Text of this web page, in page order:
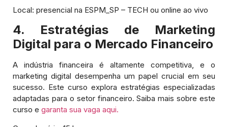
Local: presencial na ESPM_SP – TECH ou online ao vivo
4. Estratégias de Marketing
Digital para o Mercado Financeiro
A indústria financeira é altamente competitiva, e o
marketing digital desempenha um papel crucial em seu
sucesso. Este curso explora estratégias especializadas
adaptadas para o setor financeiro. Saiba mais sobre este
curso e garanta sua vaga aqui.